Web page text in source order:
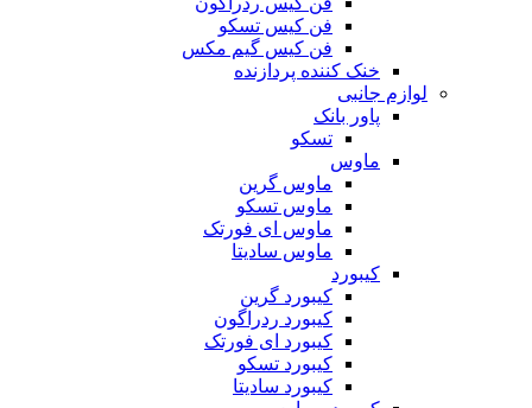
فن کیس تسکو
فن کیس گیم مکس
خنک کننده پردازنده
لوازم جانبی
پاور بانک
تسکو
ماوس
ماوس گرین
ماوس تسکو
ماوس ای فورتک
ماوس سادیتا
کیبورد
کیبورد گرین
کیبورد ردراگون
کیبورد ای فورتک
کیبورد تسکو
کیبورد سادیتا